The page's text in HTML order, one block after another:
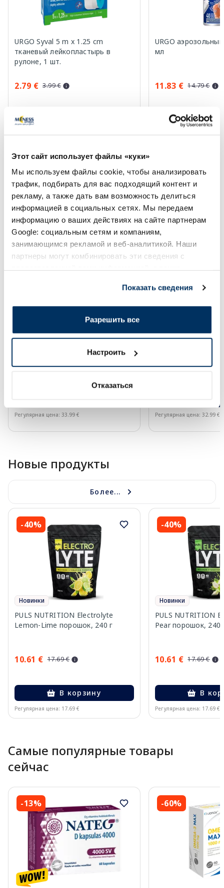
Этот сайт использует файлы «куки»
Мы используем файлы cookie, чтобы анализировать
трафик, подбирать для вас подходящий контент и
рекламу, а также дать вам возможность делиться
информацией в социальных сетях. Мы передаем
информацию о ваших действиях на сайте партнерам
Google: социальным сетям и компаниям,
занимающимся рекламой и веб-аналитикой. Наши
партнеры могут комбинировать эти сведения с
Показать сведения
Разрешить все
Настроить
Отказаться
URGO Syval 5 m x 1.25 cm
тканевый лейкопластырь в
рулоне, 1 шт.
2.79 € 3.99 €
Регулярная цена: 3.99 €
URGO
мл
11.83 € 14.79 €
В
Регулярная цена: 14.79 €
Солнечная защита летом ☀️
Более...
-60%
крем-гель, 200 мл
Регулярная цена: 33.99 €
-60%
солнцезащитное
Регулярная цена: 32.99 €
Новые продукты
Более...
-40%
Новинки
PULS NUTRITION Electrolyte
Lemon-Lime порошок, 240 г
10.61 € 17.69 €
В корзину
Регулярная цена: 17.69 €
-40%
Новинки
PULS NUTRITION
Pear порошок, 240
10.61 € 17.69 €
В
Регулярная цена: 17.69 €
Самые популярные товары
сейчас
-13% -60%